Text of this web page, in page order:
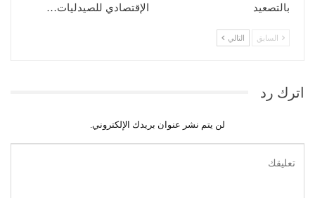
بالتصعيد
الإقتصادي للصيدليات…
السابق التالي
اترك رد
لن يتم نشر عنوان بريدك الإلكتروني.